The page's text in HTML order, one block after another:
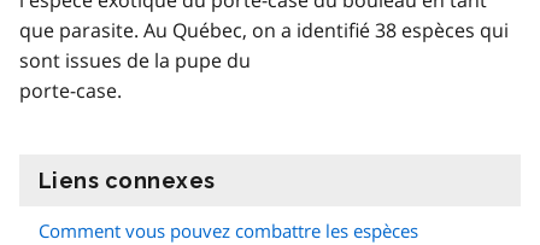
que parasite. Au Québec, on a identifié 38 espèces qui
sont issues de la pupe du
porte-case.
Liens connexes
Comment vous pouvez combattre les espèces